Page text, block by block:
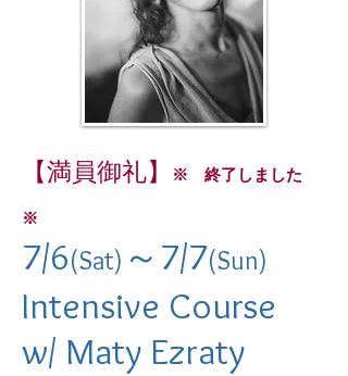
【満員御礼】 ※ 終了しました
※
7/6(Sat) ～7/7(Sun)
Intensive Course
w/ Maty Ezraty